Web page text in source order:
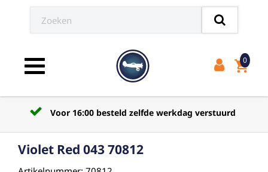
Toggle navigation shopping_cart
0
Voor 16:00 besteld zelfde werkdag verstuurd
Violet Red 043 70812